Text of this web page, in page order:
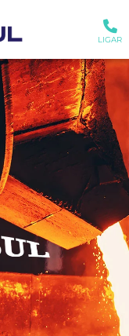
LIGAR